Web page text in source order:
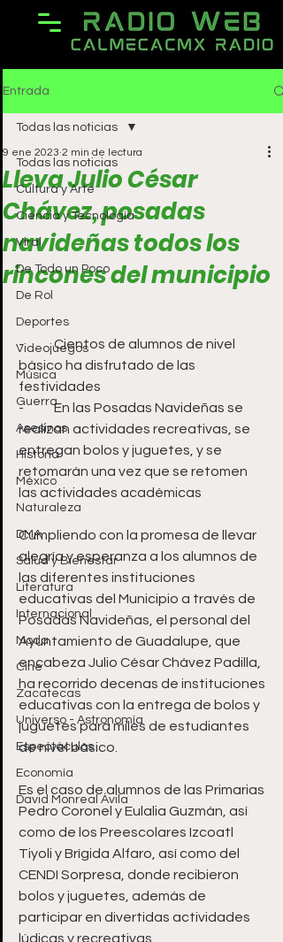
Entrada
Todas las noticias
Cultura y Arte
Ciencia y Tecnología
Viral
De Todo un Poco
De Rol
Deportes
Videojuegos
Música
Guerra
Asesinos
Historia
México
Naturaleza
DMA
Salud y Bienestar
Literatura
Internacional
Moda
Cine
Zacatecas
Universo - Astronomía
Espectáculos
Economía
David Monreal Ávila
Todas las noticias
Lleva Julio César
Chávez, posadas
navideñas todos los
rincones del municipio
9 ene 2023 2 min de lectura
-	Cientos de alumnos de nivel
básico ha disfrutado de las
festividades
-	En las Posadas Navideñas se
realizan actividades recreativas, se
entregan bolos y juguetes, y se
retomarán una vez que se retomen
las actividades académicas
Cumpliendo con la promesa de llevar
alegría y esperanza a los alumnos de
las diferentes instituciones
educativas del Municipio a través de
Posadas Navideñas, el personal del
Ayuntamiento de Guadalupe, que
encabeza Julio César Chávez Padilla,
ha recorrido decenas de instituciones
educativas con la entrega de bolos y
juguetes para miles de estudiantes
de nivel básico.
Es el caso de alumnos de las Primarias
Pedro Coronel y Eulalia Guzmán, así
como de los Preescolares Izcoatl
Tiyoli y Brígida Alfaro, así como del
CENDI Sorpresa, donde recibieron
bolos y juguetes, además de
participar en divertidas actividades
lúdicas y recreativas.